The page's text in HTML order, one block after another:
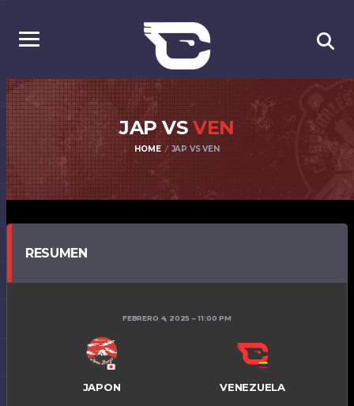
JAP VSVEN
HOME JAP VS VEN
RESUMEN
FEBRERO 4, 2025 11:00 PM
JAPON VENEZUELA